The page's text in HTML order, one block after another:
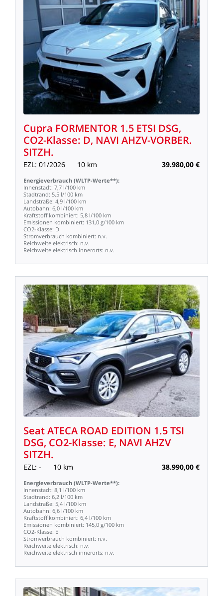
Cupra FORMENTOR 1.5 ETSI DSG,
CO2-Klasse: D, NAVI AHZV-VORBER.
SITZH.
EZL: 01/2026 10 km 39.980,00 €
Energieverbrauch (WLTP-Werte**):
Innenstadt: 7,7 l/100 km
Stadtrand: 5,5 l/100 km
Landstraße: 4,9 l/100 km
Autobahn: 6,0 l/100 km
Kraftstoff kombiniert: 5,8 l/100 km
Emissionen kombiniert: 131,0 g/100 km
CO2-Klasse: D
Stromverbrauch kombiniert: n.v.
Reichweite elektrisch: n.v.
Reichweite elektrisch innerorts: n.v.
SeatATECA ROAD EDITION 1.5TSI
DSG, CO2-Klasse: E, NAVI AHZV
SITZH.
EZL: - 10 km 38.990,00 €
Energieverbrauch (WLTP-Werte**):
Innenstadt: 8,1 l/100 km
Stadtrand: 6,2 l/100 km
Landstraße: 5,4 l/100 km
Autobahn: 6,6 l/100 km
Kraftstoff kombiniert: 6,4 l/100 km
Emissionen kombiniert: 145,0 g/100 km
CO2-Klasse: E
Stromverbrauch kombiniert: n.v.
Reichweite elektrisch: n.v.
Reichweite elektrisch innerorts: n.v.